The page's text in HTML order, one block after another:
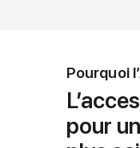
Pourquoi
pour